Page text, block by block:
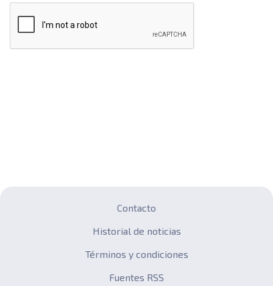
Contacto
Historial de noticias
Términos y condiciones
Fuentes RSS